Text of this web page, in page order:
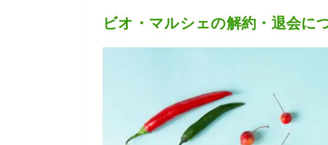
ビオ・マルシェの解約・退会に